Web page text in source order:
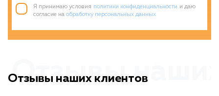
Я принимаю условия политики конфиденциальности и даю
согласие на обработку персональных данных
Отзывы наших клиентов
Отзывы